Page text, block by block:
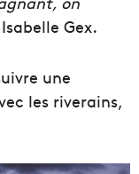
Gex.
une
les riverains,